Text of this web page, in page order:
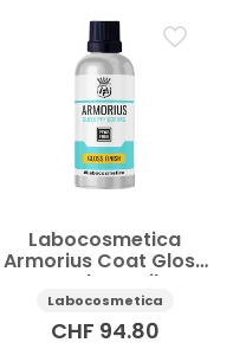
Labocosmetica
Armorius Coat Gloss
Nanokeramik-
Versiegelung Auto
Gloss 50 ml
Labocosmetica
CHF 94.80